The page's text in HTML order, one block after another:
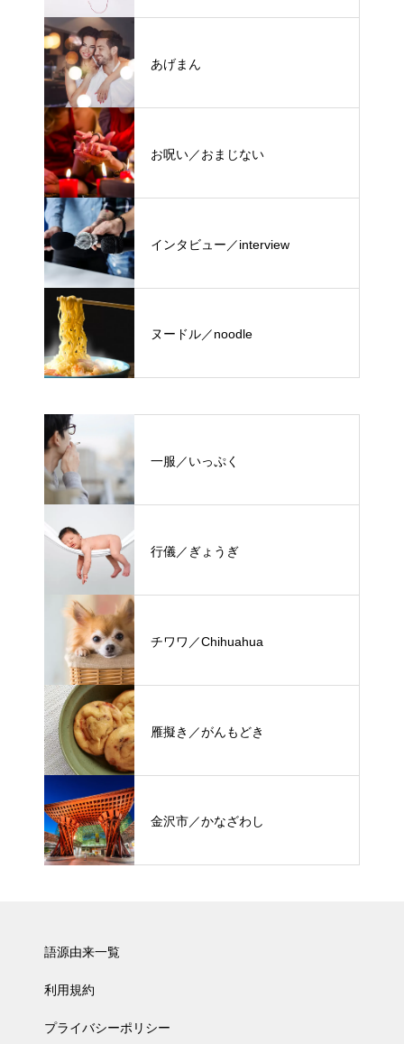
あげまん
お呪い／おまじない
インタビュー／interview
ヌードル／noodle
一服／いっぷく
行儀／ぎょうぎ
チワワ／Chihuahua
雁擬き／がんもどき
金沢市／かなざわし
語源由来一覧
利用規約
プライバシーポリシー